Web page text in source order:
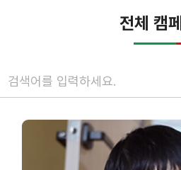
전체 캠